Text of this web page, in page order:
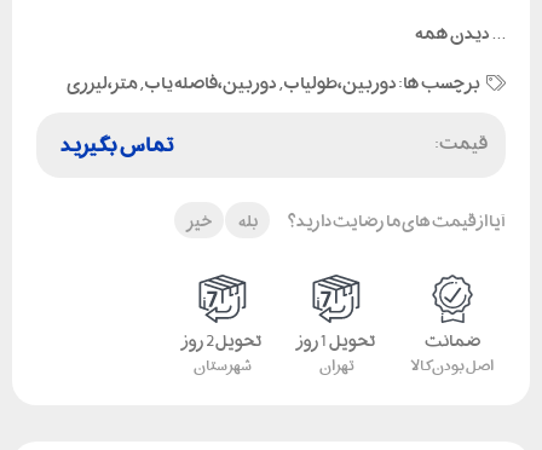
...دیدن همه
برچسب ها:دوربین،طولیاب,دوربین،فاصله یاب,متر،لیزری
قیمت:
تماس بگیرید
آیا از قیمت های ما رضایت دارید؟ بله خیر
ضمانت
اصل بودن کالا
تحویل 1 روز
تهران
تحویل 2 روز
شهرستان